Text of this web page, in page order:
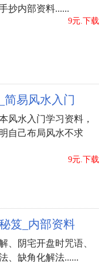
抄内部资料......
9元.下载
简易风水入门
风水入门学习资料，
自己布局风水不求
9元.下载
笈_内部资料
、阴宅开盘时咒语、
、缺角化解法......